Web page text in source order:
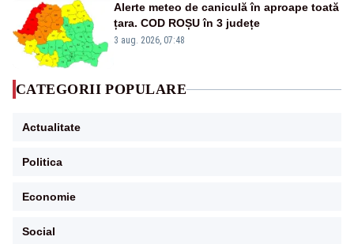
Alerte meteo de caniculă în aproape toată
țara. COD ROȘU în 3 județe
3 aug. 2026, 07:48
CATEGORII POPULARE
Actualitate
Politica
Economie
Social